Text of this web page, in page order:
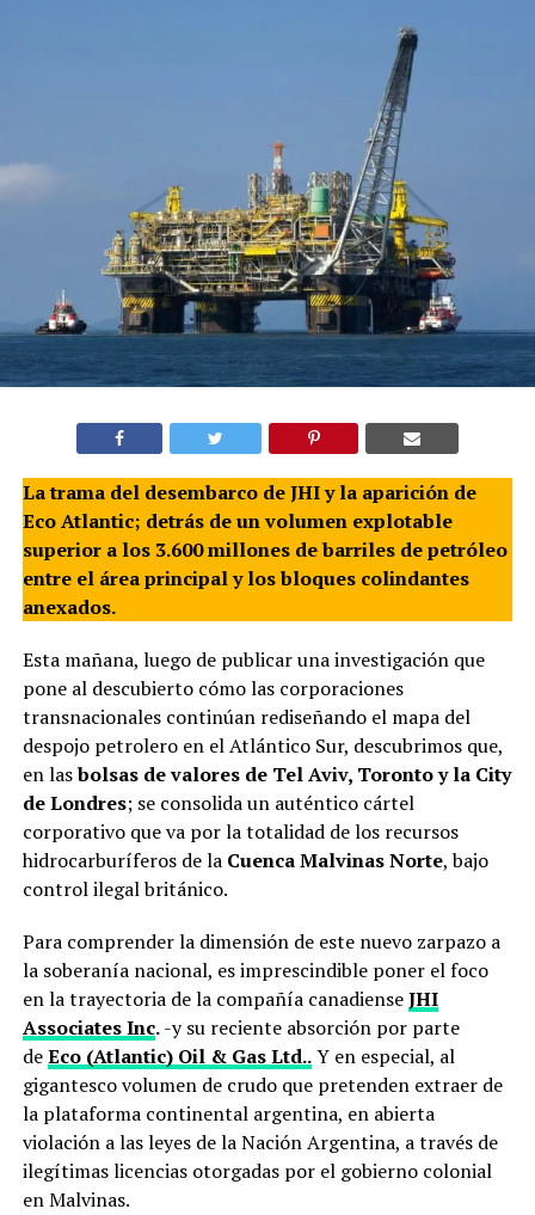
La trama del desembarco de JHI y la aparición de
Eco Atlantic; detrás de un volumen explotable
superior a los 3.600 millones de barriles de petróleo
entre el área principal y los bloques colindantes
anexados.
Esta mañana, luego de publicar una investigación que
pone al descubierto cómo las corporaciones
transnacionales continúan rediseñando el mapa del
despojo petrolero en el Atlántico Sur, descubrimos que,
en lasbolsas de valores de Tel Aviv, Toronto y la City
de Londres; se consolida un auténtico cártel
corporativo que va por la totalidad de los recursos
hidrocarburíferos de la Cuenca Malvinas Norte, bajo
control ilegal británico.
Para comprender la dimensión de este nuevo zarpazo a
la soberanía nacional, es imprescindible poner el foco
en la trayectoria de la compañía canadienseJHI
Associates Inc.-y su reciente absorción por parte
deEco (Atlantic) Oil & Gas Ltd..Y en especial, al
gigantesco volumen de crudo que pretenden extraer de
la plataforma continental argentina, en abierta
violación a las leyes de la Nación Argentina, a través de
ilegítimas licencias otorgadas por el gobierno colonial
en Malvinas.